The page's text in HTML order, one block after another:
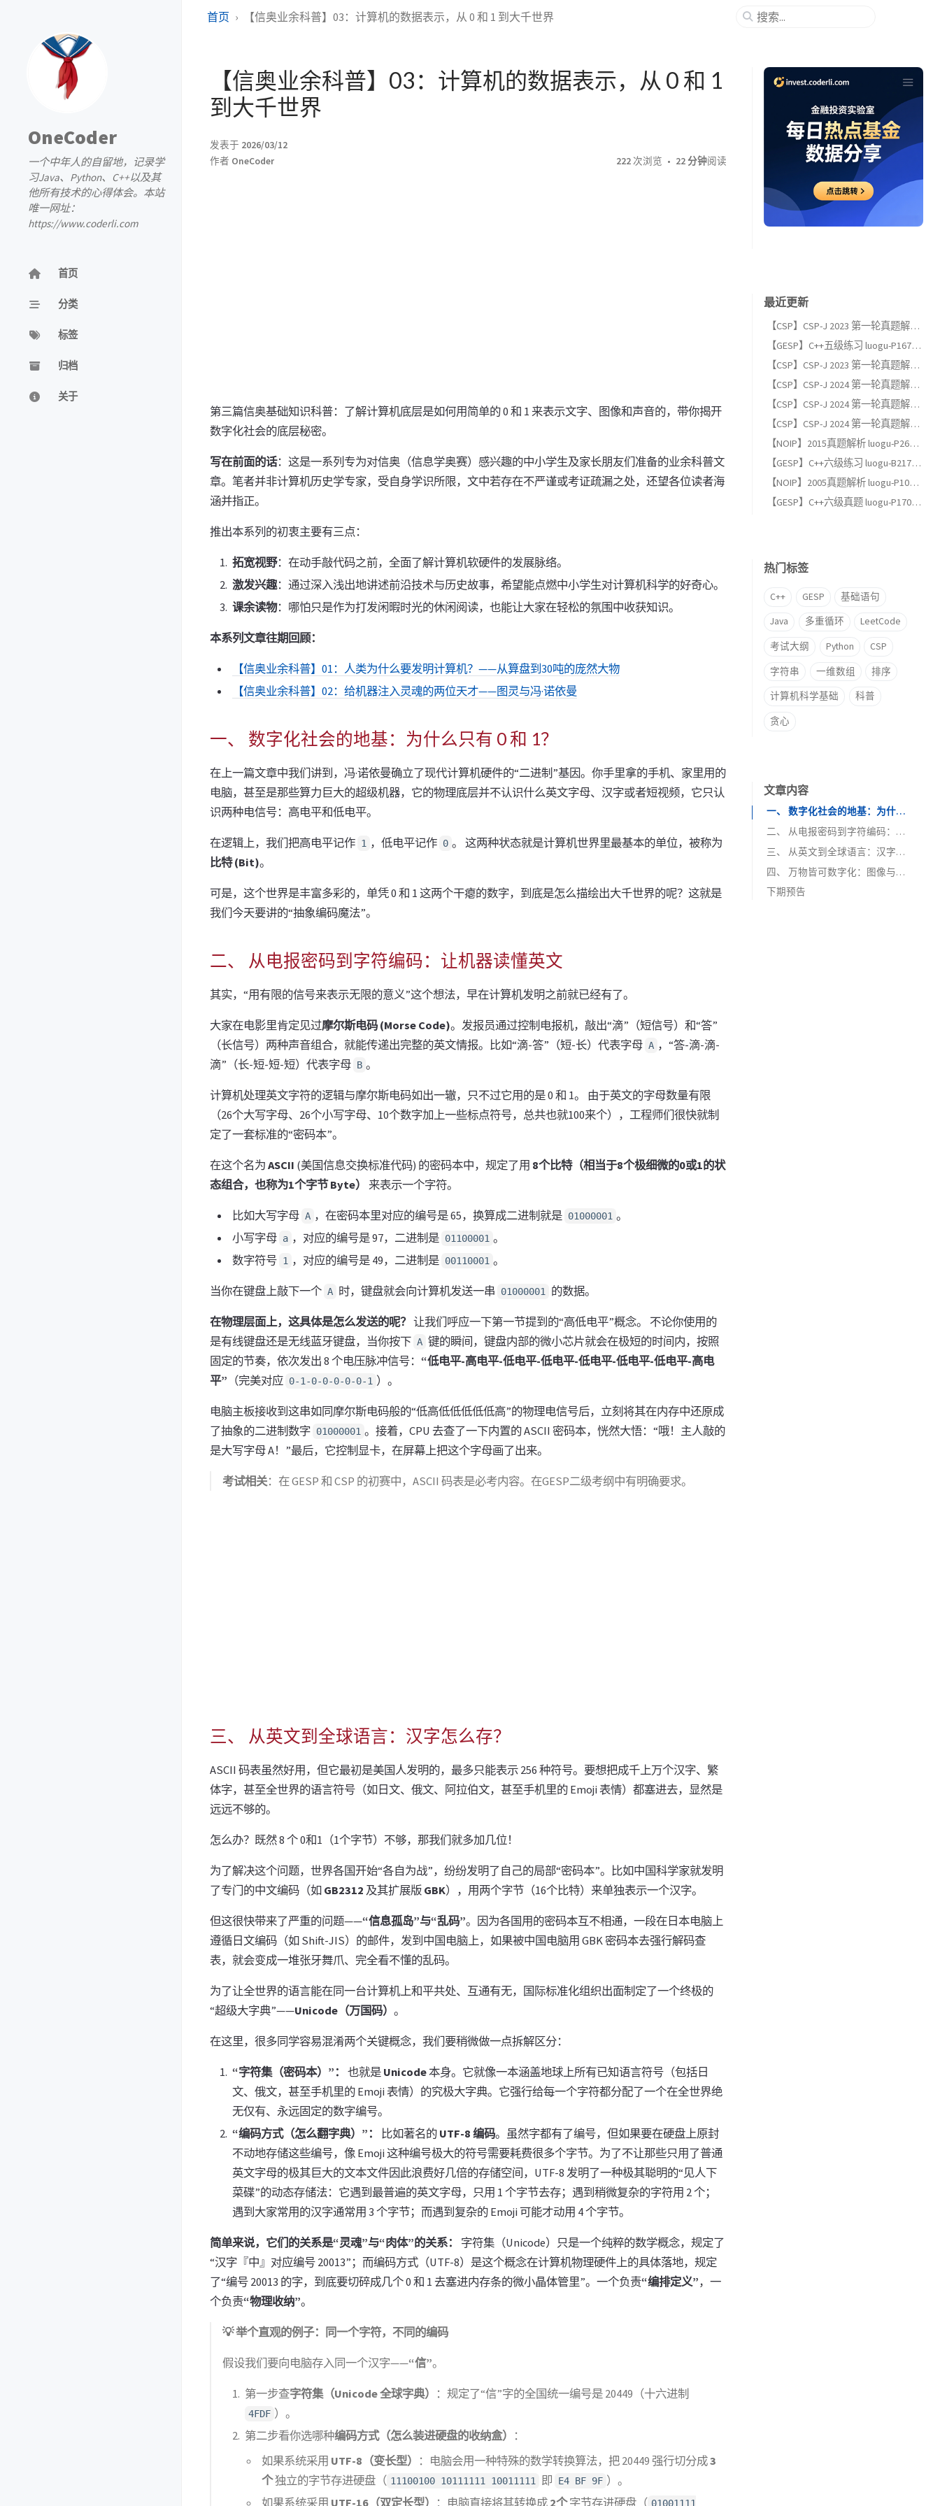
OneCoder
一个中年人的自留地，记录学
习Java、Python、C++以及其
他所有技术的心得体会。本站
唯一网址：
https://www.coderli.com
首页
分类
标签
归档
关于
首页 【信奥业余科普】03：计算机的数据表示，从 0 和 1 到大千世界
【信奥业余科普】03：计算机的数据表示，从 0 和 1
到大千世界
发表于 2026/03/12
作者 OneCoder 222次浏览 22 分钟阅读
第三篇信奥基础知识科普：了解计算机底层是如何用简单的 0 和 1 来表示文字、图像和声音的，带你揭开
数字化社会的底层秘密。
写在前面的话：这是一系列专为对信奥（信息学奥赛）感兴趣的中小学生及家长朋友们准备的业余科普文
章。笔者并非计算机历史学专家，受自身学识所限，文中若存在不严谨或考证疏漏之处，还望各位读者海
涵并指正。
推出本系列的初衷主要有三点：
拓宽视野：在动手敲代码之前，全面了解计算机软硬件的发展脉络。
激发兴趣：通过深入浅出地讲述前沿技术与历史故事，希望能点燃中小学生对计算机科学的好奇心。
课余读物：哪怕只是作为打发闲暇时光的休闲阅读，也能让大家在轻松的氛围中收获知识。
本系列文章往期回顾：
【信奥业余科普】01：人类为什么要发明计算机？——从算盘到30吨的庞然大物
【信奥业余科普】02：给机器注入灵魂的两位天才——图灵与冯·诺依曼
一、 数字化社会的地基：为什么只有 0 和 1？
在上一篇文章中我们讲到，冯·诺依曼确立了现代计算机硬件的“二进制”基因。你手里拿的手机、家里用的
电脑，甚至是那些算力巨大的超级机器，它的物理底层并不认识什么英文字母、汉字或者短视频，它只认
识两种电信号：高电平和低电平。
在逻辑上，我们把高电平记作 1 ，低电平记作 0 。 这两种状态就是计算机世界里最基本的单位，被称为
比特 (Bit)。
可是，这个世界是丰富多彩的，单凭 0 和 1 这两个干瘪的数字，到底是怎么描绘出大千世界的呢？这就是
我们今天要讲的“抽象编码魔法”。
二、 从电报密码到字符编码：让机器读懂英文
其实，“用有限的信号来表示无限的意义”这个想法，早在计算机发明之前就已经有了。
大家在电影里肯定见过摩尔斯电码 (Morse Code)。发报员通过控制电报机，敲出“滴”（短信号）和“答”
（长信号）两种声音组合，就能传递出完整的英文情报。比如“滴-答”（短-长）代表字母 A ，“答-滴-滴-
滴”（长-短-短-短）代表字母 B 。
计算机处理英文字符的逻辑与摩尔斯电码如出一辙，只不过它用的是 0 和 1。 由于英文的字母数量有限
（26个大写字母、26个小写字母、10个数字加上一些标点符号，总共也就100来个），工程师们很快就制
定了一套标准的“密码本”。
在这个名为 ASCII (美国信息交换标准代码) 的密码本中，规定了用 8个比特（相当于8个极细微的0或1的状
态组合，也称为1个字节 Byte）
来表示一个字符。
比如大写字母 A ，在密码本里对应的编号是 65，换算成二进制就是 01000001 。
小写字母 a ，对应的编号是 97，二进制是 01100001 。
数字符号 1 ，对应的编号是 49，二进制是 00110001 。
当你在键盘上敲下一个 A 时，键盘就会向计算机发送一串 01000001 的数据。
在物理层面上，这具体是怎么发送的呢？ 让我们呼应一下第一节提到的“高低电平”概念。 不论你使用的
是有线键盘还是无线蓝牙键盘，当你按下 A 键的瞬间，键盘内部的微小芯片就会在极短的时间内，按照
固定的节奏，依次发出 8 个电压脉冲信号： “低电平-高电平-低电平-低电平-低电平-低电平-低电平-高电
平” （完美对应 0-1-0-0-0-0-0-1 ）。
电脑主板接收到这串如同摩尔斯电码般的“低高低低低低低高”的物理电信号后，立刻将其在内存中还原成
了抽象的二进制数字 01000001 。接着，CPU 去查了一下内置的 ASCII 密码本，恍然大悟：“哦！主人敲的
是大写字母 A！”最后，它控制显卡，在屏幕上把这个字母画了出来。
考试相关：在 GESP 和 CSP 的初赛中，ASCII 码表是必考内容。在GESP二级考纲中有明确要求。
三、 从英文到全球语言：汉字怎么存？
ASCII 码表虽然好用，但它最初是美国人发明的，最多只能表示 256 种符号。要想把成千上万个汉字、繁
体字，甚至全世界的语言符号（如日文、俄文、阿拉伯文，甚至手机里的 Emoji 表情）都塞进去，显然是
远远不够的。
怎么办？既然 8 个 0和1（1个字节）不够，那我们就多加几位！
为了解决这个问题，世界各国开始“各自为战”，纷纷发明了自己的局部“密码本”。比如中国科学家就发明
了专门的中文编码（如 GB2312 及其扩展版 GBK），用两个字节（16个比特）来单独表示一个汉字。
但这很快带来了严重的问题——“信息孤岛”与“乱码”。因为各国用的密码本互不相通，一段在日本电脑上
遵循日文编码（如 Shift-JIS）的邮件，发到中国电脑上，如果被中国电脑用 GBK 密码本去强行解码查
表，就会变成一堆张牙舞爪、完全看不懂的乱码。
为了让全世界的语言能在同一台计算机上和平共处、互通有无，国际标准化组织出面制定了一个终极的
“超级大字典”——Unicode（万国码） 。
在这里，很多同学容易混淆两个关键概念，我们要稍微做一点拆解区分：
“字符集（密码本）”： 也就是 Unicode本身。它就像一本涵盖地球上所有已知语言符号（包括日
文、俄文，甚至手机里的 Emoji 表情）的究极大字典。它强行给每一个字符都分配了一个在全世界绝
无仅有、永远固定的数字编号。
“编码方式（怎么翻字典）”：
比如著名的 UTF-8 编码。虽然字都有了编号，但如果要在硬盘上原封
不动地存储这些编号，像 Emoji 这种编号极大的符号需要耗费很多个字节。为了不让那些只用了普通
英文字母的极其巨大的文本文件因此浪费好几倍的存储空间，UTF-8 发明了一种极其聪明的“见人下
菜碟”的动态存储法：它遇到最普遍的英文字母，只用 1 个字节去存；遇到稍微复杂的字符用 2 个；
遇到大家常用的汉字通常用 3 个字节；而遇到复杂的 Emoji 可能才动用 4 个字节。
简单来说，它们的关系是“灵魂”与“肉体”的关系：
字符集（Unicode）只是一个纯粹的数学概念，规定了
“汉字『中』对应编号 20013”；而编码方式（UTF-8）是这个概念在计算机物理硬件上的具体落地，规定
了“编号 20013 的字，到底要切碎成几个 0 和 1 去塞进内存条的微小晶体管里”。一个负责“编排定义” ，一
个负责“物理收纳”。
💡 举个直观的例子：同一个字符，不同的编码
假设我们要向电脑存入同一个汉字——“信”。
第一步查字符集（Unicode 全球字典） ：规定了“信”字的全国统一编号是 20449（十六进制
4FDF ）。
第二步看你选哪种编码方式（怎么装进硬盘的收纳盒）
：
如果系统采用 UTF-8（变长型） ：电脑会用一种特殊的数学转换算法，把 20449 强行切分成3
个独立的字节存进硬盘（ 11100100 10111111 10011111 即 E4 BF 9F ）。
如果系统采用 UTF-16（双定长型） ：电脑直接将其转换成 2个字节存进硬盘（ 01001111
最近更新
【CSP】CSP-J 2023 第一轮真题解析（二）：阅读程序题
【GESP】C++五级练习 luogu-P1678 烦恼的高考志愿
【CSP】CSP-J 2023 第一轮真题解析（一）：单项选择题
【CSP】CSP-J 2024 第一轮真题解析（三）：完善程序题
【CSP】CSP-J 2024 第一轮真题解析（二）：阅读程序题
【CSP】CSP-J 2024 第一轮真题解析（一）：单项选择题
【NOIP】2015真题解析 luogu-P2678 跳石头（适合GESP六级以上练习）
【GESP】C++六级练习 luogu-B2174, 完全背包
【NOIP】2005真题解析 luogu-P1048 采药（适合GESP六级以上练习）
【GESP】C++六级真题 luogu-P17013, [GESP202606 六级] 满二叉树
热门标签
C++ GESP 基础语句
Java 多重循环 LeetCode
考试大纲 Python CSP
字符串 一维数组 排序
计算机科学基础 科普
贪心
文章内容
一、 数字化社会的地基：为什么只有 0 和 1？
二、 从电报密码到字符编码：让机器读懂英文
三、 从英文到全球语言：汉字怎么存？
四、 万物皆可数字化：图像与声音的秘密
1. 拆解图像：像素点的矩阵
下期预告